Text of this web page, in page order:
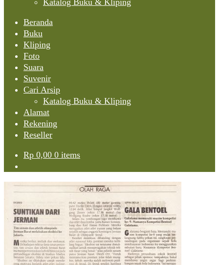
Katalog Buku & Kliping
Beranda
Buku
Kliping
Foto
Suara
Suvenir
Cari Arsip
Katalog Buku & Kliping
Alamat
Rekening
Reseller
Rp 0,00 0 items